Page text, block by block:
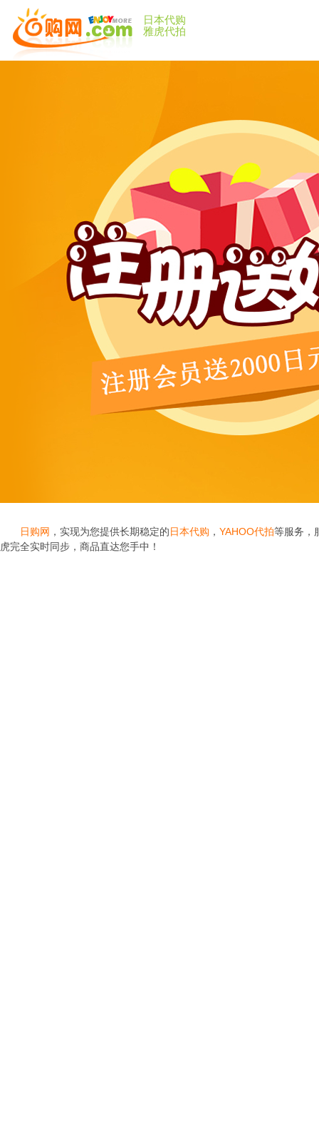
日本代购
雅虎代拍
日购网 ，实现为您提供长期稳定的日本代购 ， YAHOO代拍等服务，
虎完全实时同步，商品直达您手中！